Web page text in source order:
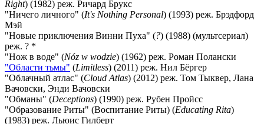
Right) (1982) реж. Ричард Брукс
"Ничего личного" (It's Nothing Personal) (1993) реж. Брэдфорд
Мэй
"Новые приключения Винни Пуха" (?) (1988) (мультсериал)
реж. ? *
"Нож в воде" (Nóz w wodzie) (1962) реж. Роман Полански
"Области тьмы" (Limitless) (2011) реж. Нил Бёргер
"Облачный атлас" (Cloud Atlas) (2012) реж. Том Тыквер, Лана
Вачовски, Энди Вачовски
"Обманы" (Deceptions) (1990) реж. Рубен Пройсс
"Образование Риты" (Воспитание Риты) (Educating Rita)
(1983) реж. Льюис Гилберт